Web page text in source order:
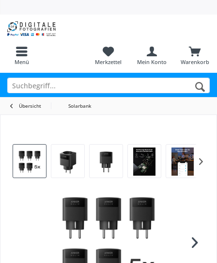
Menü Warenkorb
Merkzettel Mein Konto
Übersicht Solarbank